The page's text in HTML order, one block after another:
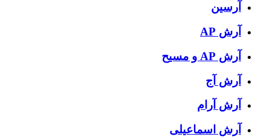
آرسین
آرش AP
آرش AP و مسیح
آرش آج
آرش آرام
آرش اسماعیلی